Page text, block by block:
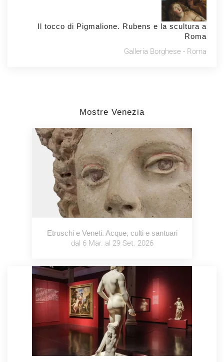
Il tocco di Pigmalione. Rubens e la scultura a
Roma
Galleria Borghese - Roma
Mostre Venezia
Etruschi e Veneti. Acque, culti e santuari
dal 6 Mar. al 29 Set. 2026